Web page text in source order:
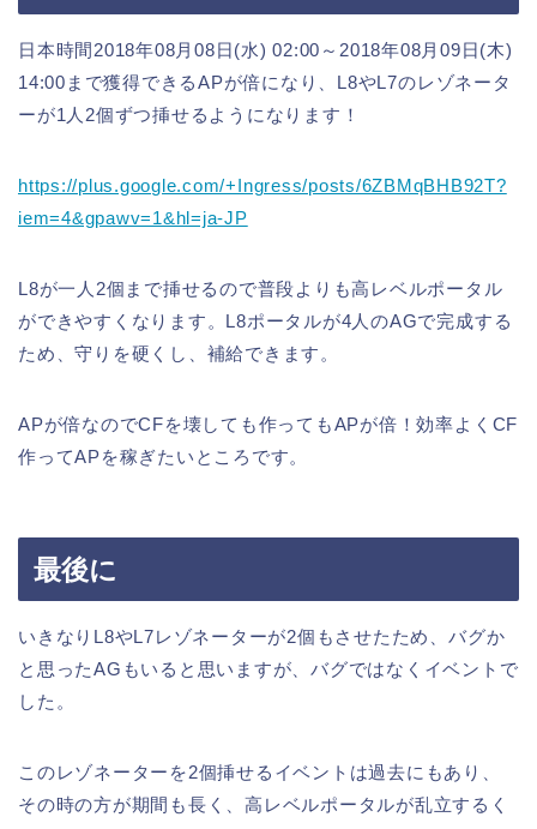
日本時間2018年08月08日(水) 02:00～2018年08月09日(木)
14:00まで獲得できるAPが倍になり、L8やL7のレゾネータ
ーが1人2個ずつ挿せるようになります！
https://plus.google.com/+Ingress/posts/6ZBMqBHB92T?
iem=4&gpawv=1&hl=ja-JP
L8が一人2個まで挿せるので普段よりも高レベルポータル
ができやすくなります。L8ポータルが4人のAGで完成する
ため、守りを硬くし、補給できます。
APが倍なのでCFを壊しても作ってもAPが倍！効率よくCF
作ってAPを稼ぎたいところです。
最後に
いきなりL8やL7レゾネーターが2個もさせたため、バグか
と思ったAGもいると思いますが、バグではなくイベントで
した。
このレゾネーターを2個挿せるイベントは過去にもあり、
その時の方が期間も長く、高レベルポータルが乱立するく